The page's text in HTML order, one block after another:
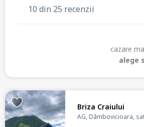
10 din 25 recenzii
cazare
alege
Briza Craiului
AG, Dâmbovicioara,